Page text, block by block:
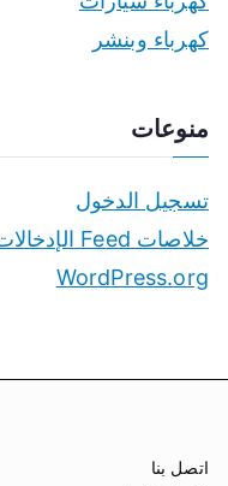
كهرباء وبنشر
منوعات
تسجيل الدخول
خلاصات Feed الإدخالات
WordPress.org
اتصل بنا